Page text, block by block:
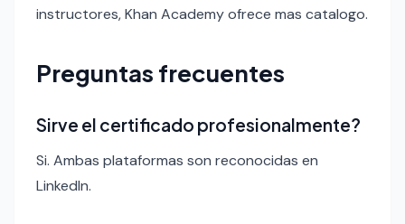
instructores, Khan Academy ofrece mas catalogo.
Preguntas frecuentes
Sirve el certificado profesionalmente?
Si. Ambas plataformas son reconocidas en
LinkedIn.